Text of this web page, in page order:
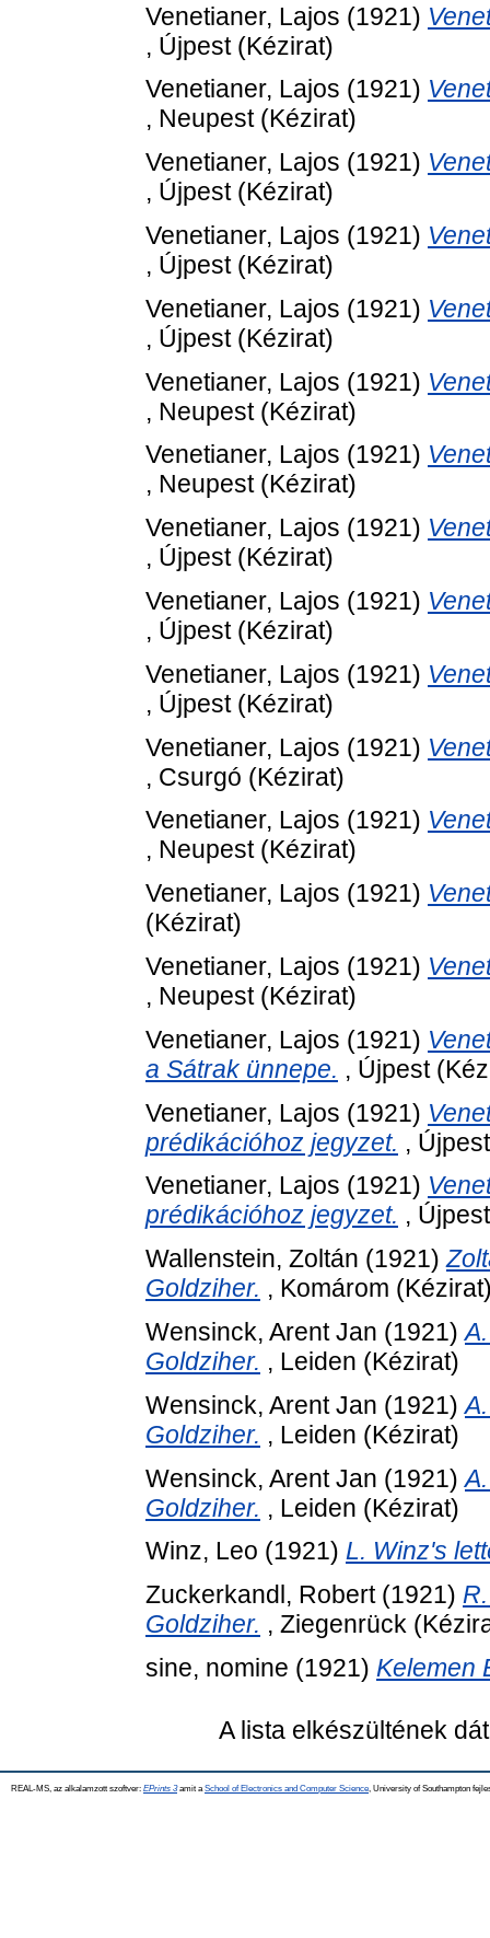
Venetianer, Lajos (1921)
, Újpest (Kézirat)
Venetianer, Lajos (1921)
, Neupest (Kézirat)
Venetianer, Lajos (1921)
, Újpest (Kézirat)
Venetianer, Lajos (1921)
, Újpest (Kézirat)
Venetianer, Lajos (1921)
, Újpest (Kézirat)
Venetianer, Lajos (1921)
, Neupest (Kézirat)
Venetianer, Lajos (1921)
, Neupest (Kézirat)
Venetianer, Lajos (1921)
, Újpest (Kézirat)
Venetianer, Lajos (1921)
, Újpest (Kézirat)
Venetianer, Lajos (1921)
, Újpest (Kézirat)
Venetianer, Lajos (1921)
, Csurgó (Kézirat)
Venetianer, Lajos (1921)
, Neupest (Kézirat)
Venetianer, Lajos (1921)
(Kézirat)
Venetianer, Lajos (1921)
, Neupest (Kézirat)
Venetianer, Lajos (1921)
a Sátrak ünnepe. , Újpest
Venetianer, Lajos (1921)
prédikációhoz jegyzet. ,
Venetianer, Lajos (1921)
prédikációhoz jegyzet. ,
Wallenstein, Zoltán (1921)
Goldziher. , Komárom
Wensinck, Arent Jan (1921)
Goldziher. , Leiden (Kézirat)
Wensinck, Arent Jan (1921)
Goldziher. , Leiden (Kézirat)
Wensinck, Arent Jan (1921)
Goldziher. , Leiden (Kézirat)
Winz, Leo (1921) L. Winz's
Zuckerkandl, Robert(1921)
Goldziher. , Ziegenrück
sine, nomine (1921) Kelemen
A lista elkészültének
REAL-MS, az alkalamzott szoftver: EPrints 3amit a School of Electronics and Computer Science , University of Southampton